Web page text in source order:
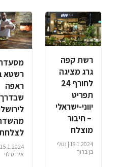
רשת קפה
גרג מציגה
לחורף 24
תפריט
יווני-ישראלי
– חיבור
מוצלח
18.1.2024 | נטלי
בן ברוך
רשטא
ראפה
שבדרך
איריס לוי